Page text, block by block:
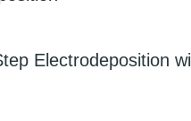
Electrodeposition